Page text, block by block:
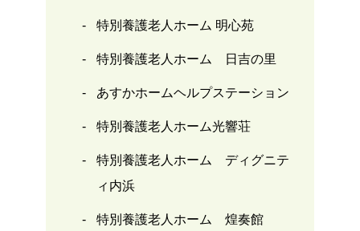
特別養護老人ホーム 明心苑
特別養護老人ホーム 日吉の里
あすかホームヘルプステーション
特別養護老人ホーム光響荘
特別養護老人ホーム ディグニテ
ィ内浜
特別養護老人ホーム 煌奏館